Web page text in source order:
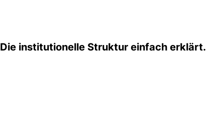
Die institutionelle Struktur einfach erklärt.